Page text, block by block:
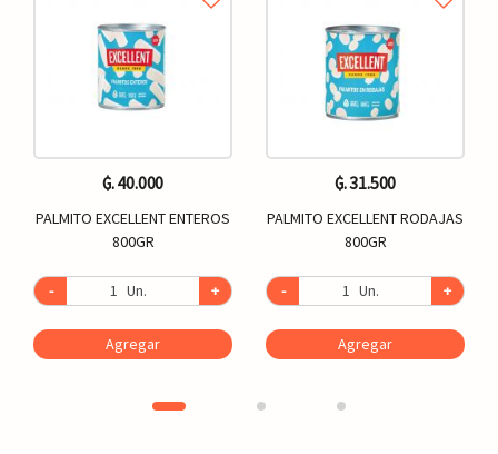
₲. 40.000
PALMITO EXCELLENT ENTEROS
800GR
- Un. +
Agregar
₲. 31.500
PALMITO EXCELLENT RODAJAS
800GR
- Un. +
Agregar